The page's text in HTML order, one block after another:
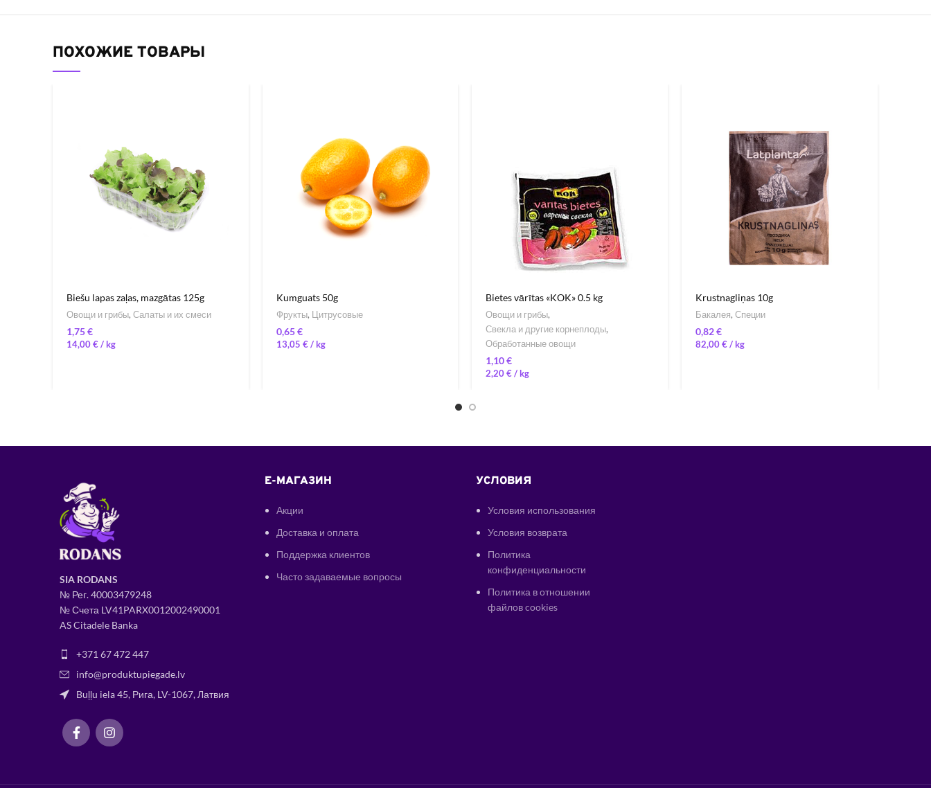
ПОХОЖИЕ ТОВАРЫ
Biešu lapas zaļas, mazgātas 125g
Овощи и грибы, Салаты и их смеси
€
14,00€/
Kumguats 50g
Фрукты, Цитрусовые
€
13,05 € /
Bietes vārītas «KOK» 0.5 kg
Овощи и грибы,
Свекла и другие корнеплоды,
Обработанные овощи
€
2,20€ /
Krustnagliņas 10g
Бакалея, Специи
€
82,00€/
SIA RODANS
№ Рег.40003479248
№ Счета LV41PARX0012002490001
AS Citadele Banka
+371 67 472 447
info@produktupiegade.lv
Buļļu iela 45, Рига, LV-1067, Латвия
E-МАГАЗИН
Акции
Доставка и оплата
Поддержка клиентов
Часто задаваемые вопросы
УСЛОВИЯ
Условия использования
Условия возврата
Политика
конфиденциальности
Политика в отношении
файлов cookies